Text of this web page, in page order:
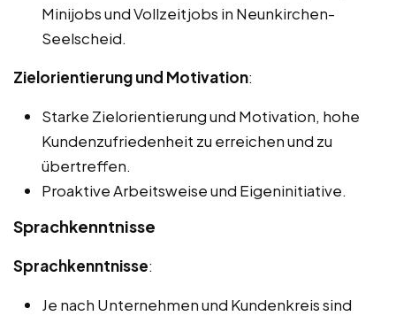
Minijobs und Vollzeitjobs in Neunkirchen-
Seelscheid.
Zielorientierung und Motivation:
Starke Zielorientierung und Motivation, hohe
Kundenzufriedenheit zu erreichen und zu
übertreffen.
Proaktive Arbeitsweise und Eigeninitiative.
Sprachkenntnisse
Sprachkenntnisse:
Je nach Unternehmen und Kundenkreis sind